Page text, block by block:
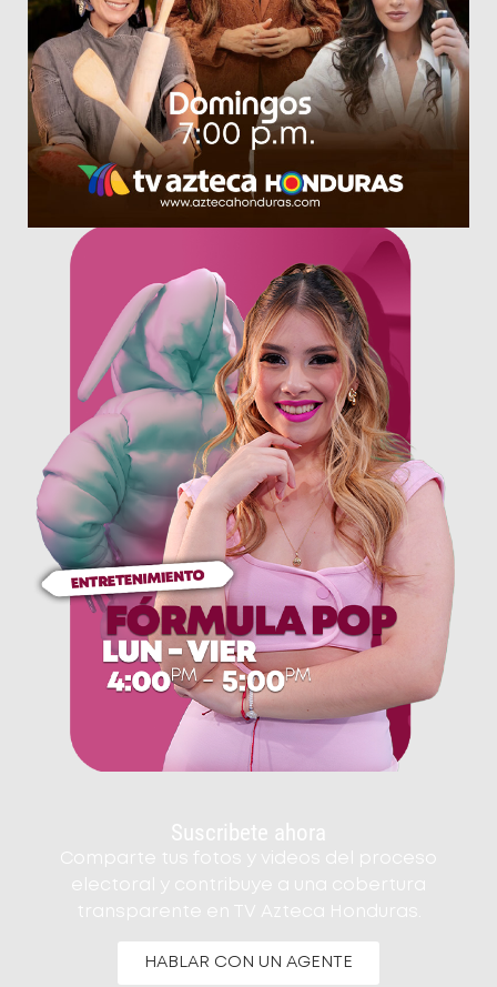
Suscribete ahora
Comparte tus fotos y videos del proceso
electoral y contribuye a una cobertura
transparente en TV Azteca Honduras.
HABLAR CON UN AGENTE